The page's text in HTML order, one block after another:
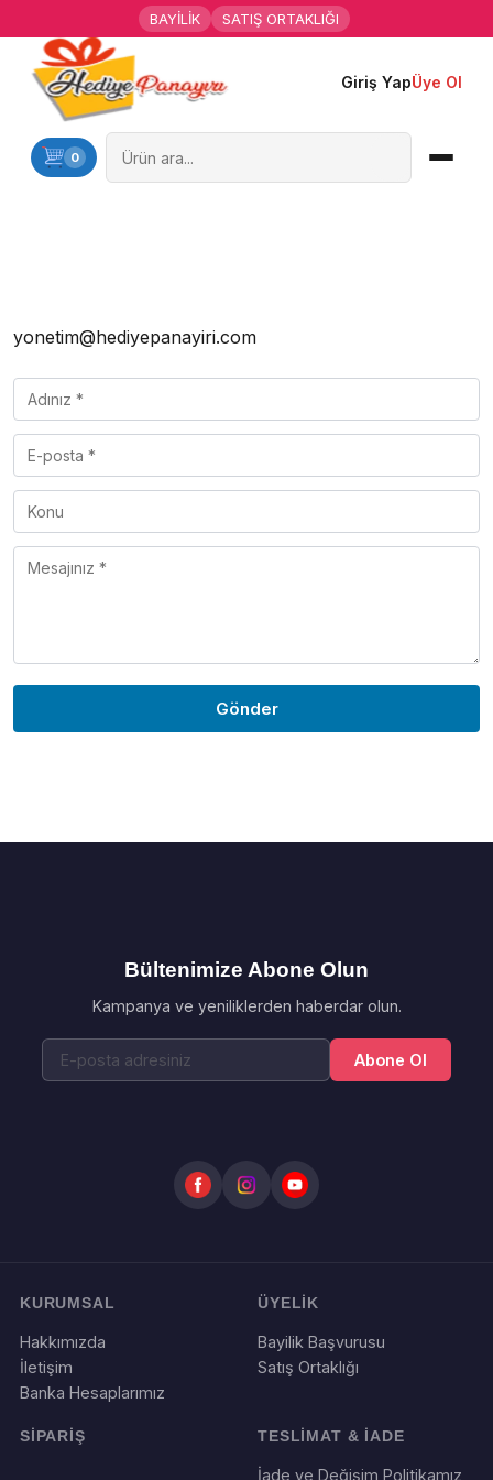
BAYİLİK SATIŞ ORTAKLIĞI
Giriş YapÜye Ol
0
Ana Sayfa
Kişiye Özel Hediyeler
Yaka Rozeti
Farklı Hediyeler
yonetim@hediyepanayiri.com
Gönder
Bültenimize Abone Olun
Kampanya ve yeniliklerden haberdar olun.
Abone Ol
KURUMSAL
Hakkımızda
İletişim
Banka Hesaplarımız
ÜYELİK
Bayilik Başvurusu
Satış Ortaklığı
SİPARİŞ TESLİMAT & İADE
İade ve Değişim Politikamız